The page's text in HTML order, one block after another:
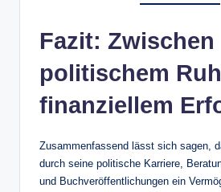
Fazit: Zwischen
politischem
finanziellem
Zusammenfassend lässt sich sagen,
durch seine politische Karriere,
und Buchveröffentlichungen ein